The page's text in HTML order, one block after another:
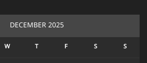
DECEMBER 2025
W T F S S